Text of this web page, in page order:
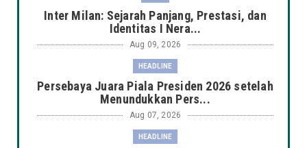
Inter Milan: Sejarah Panjang, Prestasi, dan
Identitas I Nera...
Aug 09, 2026
HEADLINE
Persebaya Juara Piala Presiden 2026 setelah
Menundukkan Pers...
Aug 07, 2026
HEADLINE